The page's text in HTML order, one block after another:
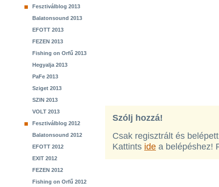
Fesztiválblog 2013
Balatonsound 2013
EFOTT 2013
FEZEN 2013
Fishing on Orfű 2013
Hegyalja 2013
PaFe 2013
Sziget 2013
SZIN 2013
VOLT 2013
Fesztiválblog 2012
Balatonsound 2012
EFOTT 2012
EXIT 2012
FEZEN 2012
Fishing on Orfű 2012
Szólj hozzá!
Csak regisztrált és
Kattints ide a belépéshez!